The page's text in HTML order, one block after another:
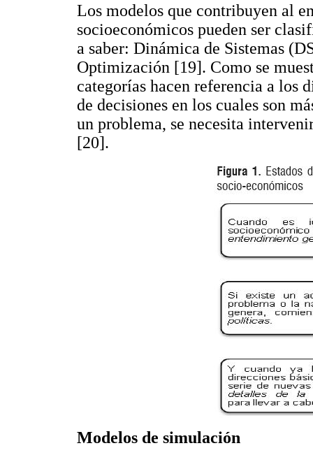
Los modelos que contribuyen al
socioeconómicos pueden ser
a saber: Dinámica de Sistemas
Optimización [19]. Como se
categorías hacen referencia a los
de decisiones en los cuales son
un problema, se necesita
[20].
Modelos de simulación